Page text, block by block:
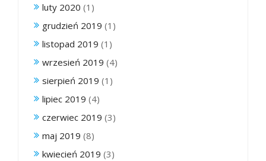
luty 2020 (1)
grudzień 2019 (1)
listopad 2019 (1)
wrzesień 2019 (4)
sierpień 2019 (1)
lipiec 2019 (4)
czerwiec 2019 (3)
maj 2019 (8)
kwiecień 2019 (3)